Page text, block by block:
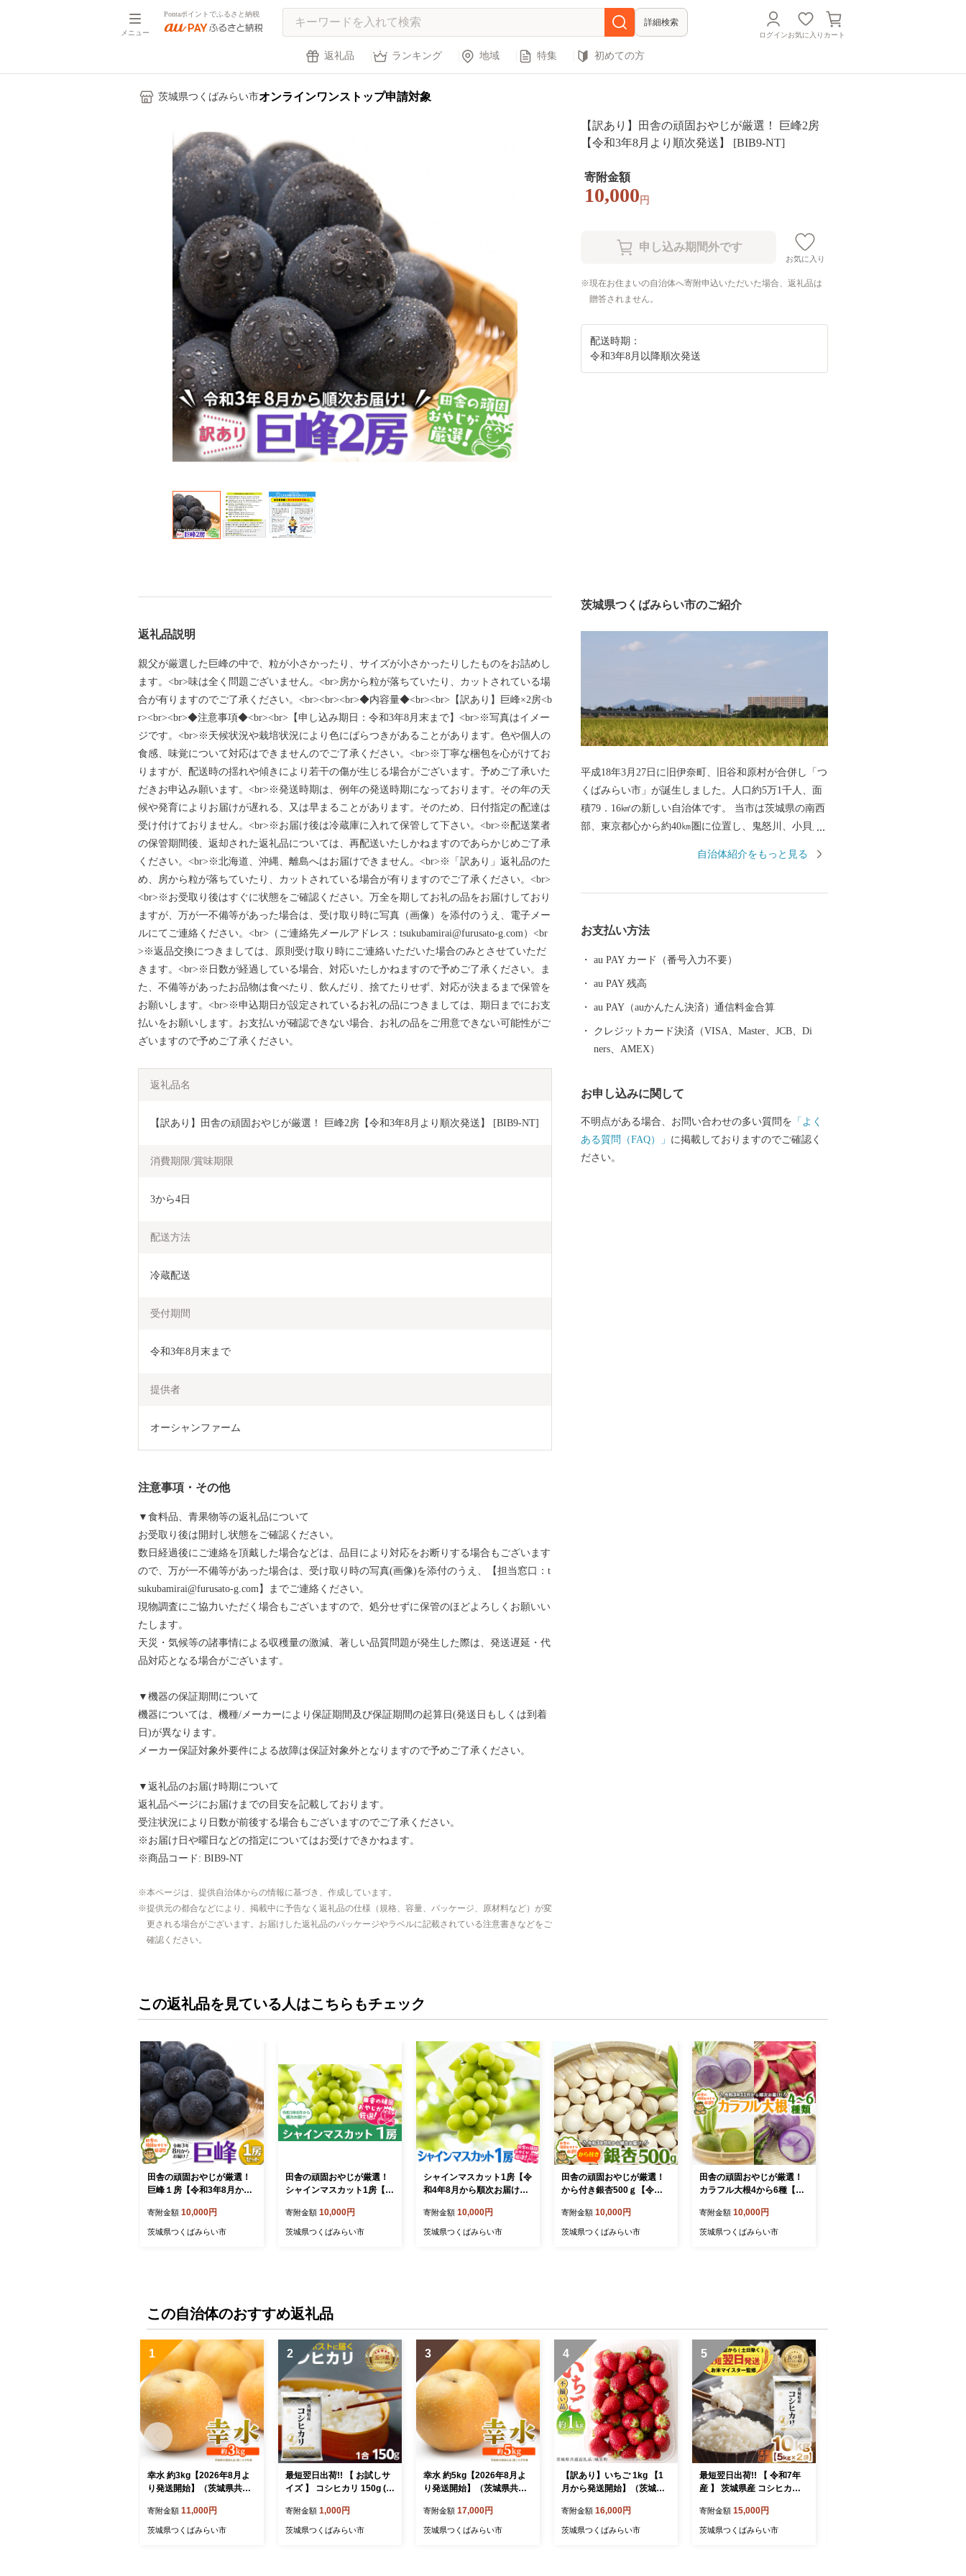
メニュー
Pontaポイントでふるさと納税
詳細検索
ログインお気に入り カート
返礼品 ランキング 地域 特集 初めての方
茨城県つくばみらい市オンラインワンストップ申請対象
【訳あり】田舎の頑固おやじが厳選！ 巨峰2房
【令和3年8月より順次発送】 [BIB9-NT]
寄附金額
10,000 円
お気に入り
現在お住まいの自治体へ寄附申込いただいた場合、返礼品は
贈答されません。
配送時期：
令和3年8月以降順次発送
返礼品説明
親父が厳選した巨峰の中で、粒が小さかったり、サイズが小さかったりしたものをお詰めし
ます。<br>味は全く問題ございません。<br>房から粒が落ちていたり、カットされている場
合が有りますのでご了承ください。<br><br><br>◆内容量◆<br><br>【訳あり】巨峰×2房<b
r><br><br>◆注意事項◆<br><br>【申し込み期日：令和3年8月末まで】<br>※写真はイメー
ジです。<br>※天候状況や栽培状況により色にばらつきがあることがあります。色や個人の
食感、味覚について対応はできませんのでご了承ください。<br>※丁寧な梱包を心がけてお
りますが、配送時の揺れや傾きにより若干の傷が生じる場合がございます。予めご了承いた
だきお申込み願います。<br>※発送時期は、例年の発送時期になっております。その年の天
候や発育によりお届けが遅れる、又は早まることがあります。そのため、日付指定の配達は
受け付けておりません。<br>※お届け後は冷蔵庫に入れて保管して下さい。<br>※配送業者
の保管期間後、返却された返礼品については、再配送いたしかねますのであらかじめご了承
ください。<br>※北海道、沖縄、離島へはお届けできません。<br>※「訳あり」返礼品のた
め、房から粒が落ちていたり、カットされている場合が有りますのでご了承ください。<br>
<br>※お受取り後はすぐに状態をご確認ください。万全を期してお礼の品をお届けしており
ますが、万が一不備等があった場合は、受け取り時に写真（画像）を添付のうえ、電子メー
ルにてご連絡ください。<br>（ご連絡先メールアドレス：tsukubamirai@furusato-g.com）<br
>※返品交換につきましては、原則受け取り時にご連絡いただいた場合のみとさせていただ
きます。<br>※日数が経過している場合、対応いたしかねますので予めご了承ください。ま
た、不備等があったお品物は食べたり、飲んだり、捨てたりせず、対応が決まるまで保管を
お願いします。<br>※申込期日が設定されているお礼の品につきましては、期日までにお支
払いをお願いします。お支払いが確認できない場合、お礼の品をご用意できない可能性がご
ざいますので予めご了承ください。
返礼品名
【訳あり】田舎の頑固おやじが厳選！ 巨峰2房【令和3年8月より順次発送】 [BIB9-NT]
消費期限/賞味期限
3から4日
配送方法
冷蔵配送
受付期間
令和3年8月末まで
提供者
オーシャンファーム
注意事項・その他
▼食料品、青果物等の返礼品について
お受取り後は開封し状態をご確認ください。
数日経過後にご連絡を頂戴した場合などは、品目により対応をお断りする場合もございます
ので、万が一不備等があった場合は、受け取り時の写真(画像)を添付のうえ、【担当窓口：t
sukubamirai@furusato-g.com】までご連絡ください。
現物調査にご協力いただく場合もございますので、処分せずに保管のほどよろしくお願いい
たします。
天災・気候等の諸事情による収穫量の激減、著しい品質問題が発生した際は、発送遅延・代
品対応となる場合がございます。
▼機器の保証期間について
機器については、機種/メーカーにより保証期間及び保証期間の起算日(発送日もしくは到着
日)が異なります。
メーカー保証対象外要件による故障は保証対象外となりますので予めご了承ください。
▼返礼品のお届け時期について
返礼品ページにお届けまでの目安を記載しております。
受注状況により日数が前後する場合もございますのでご了承ください。
※お届け日や曜日などの指定についてはお受けできかねます。
※商品コード: BIB9-NT
本ページは、提供自治体からの情報に基づき、作成しています。
提供元の都合などにより、掲載中に予告なく返礼品の仕様（規格、容量、パッケージ、原材料など）が変
更される場合がございます。お届けした返礼品のパッケージやラベルに記載されている注意書きなどをご
確認ください。
茨城県つくばみらい市のご紹介
平成18年3月27日に旧伊奈町、旧谷和原村が合併し「つ
くばみらい市」が誕生しました。人口約5万1千人、面
積79．16㎢の新しい自治体です。 当市は茨城県の南西
部、東京都心から約40㎞圏に位置し、鬼怒川、小貝川
田地帯が広がり、丘陵部は、畑地、4つのゴルフ場、住
し谷和原ICがあり交通の利便がはかられています。 鉄
道網では、関東鉄道常総線や首都圏新都市高速鉄道
秋葉原まで最速で40分、つくばまでは12分で結ばれま
した。 みらい平駅周辺では県主体の優良な住宅地開発
が進みマンションなどが整備され、新しいまちづくり
や茨城百景に名を連ねる「福岡堰の桜並木」、さらに
間宮海峡を発見した偉大な探検家・測量家である「間
宮林蔵」の生家や記念館など、多くの観光名所があり
自治体紹介をもっと見る
お支払い方法
au PAY カード（番号入力不要）
au PAY 残高
au PAY（auかんたん決済）通信料金合算
クレジットカード決済（VISA、Master、JCB、Di
ners、AMEX）
お申し込みに関して
不明点がある場合、お問い合わせの多い質問を 「よく
ある質問（FAQ）」 に掲載しておりますのでご確認く
ださい。
この返礼品を見ている人はこちらもチェック
田舎の頑固おやじが厳選！
巨峰１房【令和3年8月から
寄附金額 10,000円
茨城県つくばみらい市
田舎の頑固おやじが厳選！
シャインマスカット1房【令
[BI14-NT]
寄附金額 10,000円
茨城県つくばみらい市
シャインマスカット1房【令
和4年8月から順次お届け】
茨城県 県産 つくばみらい市
人気 厳選 果物 くだもの 旬
寄附金額 10,000円
茨城県つくばみらい市
田舎の頑固おやじが厳選！
から付き銀杏500ｇ【令和3
-NT]
寄附金額 10,000円
茨城県つくばみらい市
田舎の頑固おやじが厳選！
カラフル大根4から6種【令
け】 [BIB4-NT]
寄附金額 10,000円
茨城県つくばみらい市
この自治体のおすすめ返礼品
1
幸水 約3kg【2026年8月よ
り発送開始】（茨城県共通
糖度 ギフト 贈り物 プレゼ
ント フルーツ なし ナシ 和
寄附金額 11,000円
茨城県つくばみらい市
2
最短翌日出荷!! 【 お試しサ
イズ 】 コシヒカリ 150g (1
県産 お試し ♪ 1合 五つ星お
米マイスター監修 即納 ポス
寄附金額 1,000円
茨城県つくばみらい市
3
幸水 約5kg【2026年8月よ
り発送開始】（茨城県共通
糖度 ギフト 贈り物 プレゼ
ント フルーツ なし ナシ 和
寄附金額 17,000円
茨城県つくばみらい市
4
【訳あり】いちご 1kg 【1
月から発送開始】（茨城県
町産） いちご 苺 イチゴ 訳
あり [BI368-NT]
寄附金額 16,000円
茨城県つくばみらい市
5
最短翌日出荷!! 【 令和7年
産 】 茨城県産 コシヒカリ 1
イスター 監修 即納 こしひ
かり 国産 こめ コメ 米 精米
寄附金額 15,000円
茨城県つくばみらい市